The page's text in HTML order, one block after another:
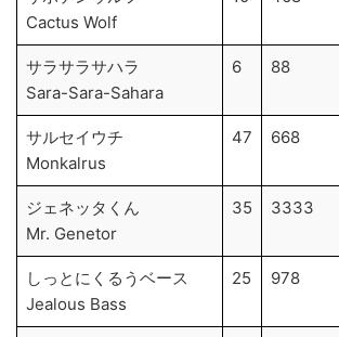
Cactus Wolf
サラサラサハラ
Sara-Sara-Sahara
6 88
サルセイウチ
Monkalrus
47 668
ジェネッタくん
Mr. Genetor
35 3333
しっとにくるうベース
Jealous Bass
25 978